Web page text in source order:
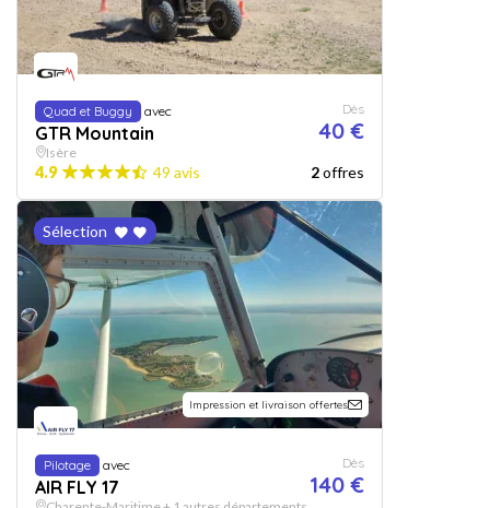
Quad et Buggy avec
GTR Mountain
Dès
40 €
Isère
4.9 49 avis 2offres
Sélection
Impression et livraison offertes
Pilotage avec
AIR FLY 17
Dès
140 €